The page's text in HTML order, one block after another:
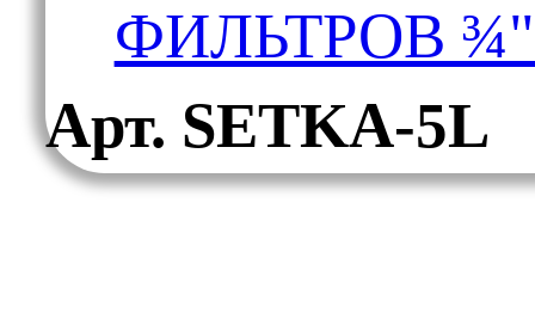
ФИЛЬТРОВ
Арт. SETKA-5L